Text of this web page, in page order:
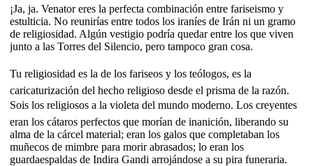
¡Ja, ja. Venator eres la perfecta combinación entre fariseismo y
estulticia. No reunirías entre todos los iraníes de Irán ni un gramo
de religiosidad. Algún vestigio podría quedar entre los que viven
junto a las Torres del Silencio, pero tampoco gran cosa.
Tu religiosidad es la de los fariseos y los teólogos, es la
caricaturización del hecho religioso desde el prisma de la razón.
Sois los religiosos a la violeta del mundo moderno. Los creyentes
eran los cátaros perfectos que morían de inanición, liberando su
alma de la cárcel material; eran los galos que completaban los
muñecos de mimbre para morir abrasados; lo eran los
guardaespaldas de Indira Gandi arrojándose a su pira funeraria.